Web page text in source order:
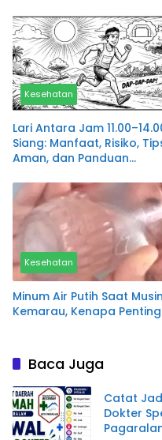
Kesehatan
Lari Antara Jam
Siang: Manfaat, Risiko,
Aman, dan Panduan
Kesehatan
Minum Air Putih Saat
Kemarau, Kenapa
Baca Juga
Catat
Dokter